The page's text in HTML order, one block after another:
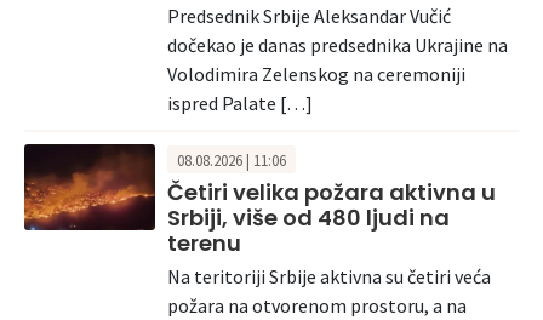
Predsednik Srbije Aleksandar Vučić
dočekao je danas predsednika Ukrajine na
Volodimira Zelenskog na ceremoniji
ispred Palate […]
08.08.2026 | 11:06
Četiri velika požara aktivna u
Srbiji, više od 480 ljudi na
terenu
Na teritoriji Srbije aktivna su četiri veća
požara na otvorenom prostoru, a na